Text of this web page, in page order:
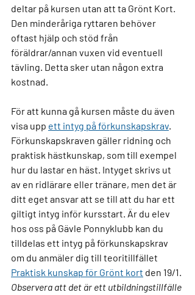
deltar på kursen utan att ta Grönt Kort.
Den minderåriga ryttaren behöver
oftast hjälp och stöd från
föräldrar/annan vuxen vid eventuell
tävling. Detta sker utan någon extra
kostnad.
För att kunna gå kursen måste du även
visa upp ett intyg på förkunskapskrav.
Förkunskapskraven gäller ridning och
praktisk hästkunskap, som till exempel
hur du lastar en häst. Intyget skrivs ut
av en ridlärare eller tränare, men det är
ditt eget ansvar att se till att du har ett
giltigt intyg inför kursstart. Är du elev
hos oss på Gävle Ponnyklubb kan du
tilldelas ett intyg på förkunskapskrav
om du anmäler dig till teoritillfället
Praktisk kunskap för Grönt kort den 19/1.
Observera att det är ett utbildningstillfälle